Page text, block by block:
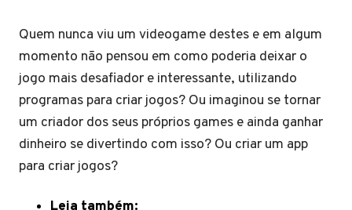
Quem nunca viu um videogame destes e em algum
momento não pensou em como poderia deixar o
jogo mais desafiador e interessante, utilizando
programas para criar jogos? Ou imaginou se tornar
um criador dos seus próprios games e ainda ganhar
dinheiro se divertindo com isso? Ou criar um app
para criar jogos?